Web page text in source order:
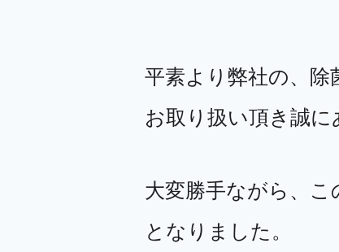
平素より弊社の、除
お取り扱い頂き誠に
大変勝手ながら、
となりました。